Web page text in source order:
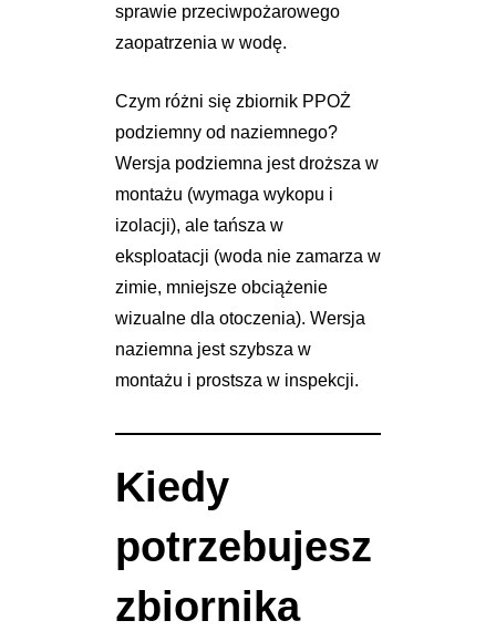
sprawie przeciwpożarowego
zaopatrzenia w wodę.
Czym różni się zbiornik PPOŻ
podziemny od naziemnego?
Wersja podziemna jest droższa w
montażu (wymaga wykopu i
izolacji), ale tańsza w
eksploatacji (woda nie zamarza w
zimie, mniejsze obciążenie
wizualne dla otoczenia). Wersja
naziemna jest szybsza w
montażu i prostsza w inspekcji.
Kiedy
potrzebujesz
zbiornika